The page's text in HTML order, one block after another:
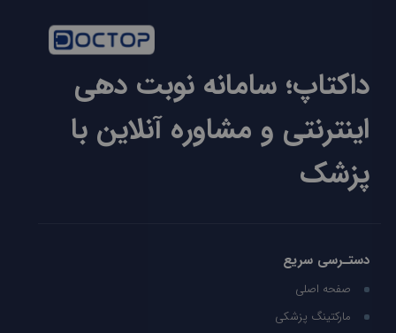
داکتاپ؛ سامانه نوبت دهی
اینترنتی و مشاوره آنلاین با
پزشک
دستـرسی سریع
صفحه اصلی
مارکتینگ پزشکی